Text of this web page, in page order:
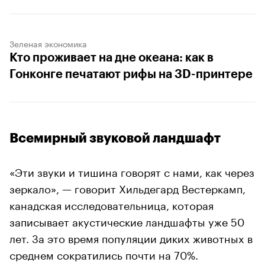
Зеленая экономика
Кто проживает на дне океана: как в
Гонконге печатают рифы на 3D-принтере
Всемирный звуковой ландшафт
«Эти звуки и тишина говорят с нами, как через
зеркало», — говорит Хильдегард Вестеркамп,
канадская исследовательница, которая
записывает акустические ландшафты уже 50
лет. За это время популяции диких животных в
среднем сократились почти на 70%.